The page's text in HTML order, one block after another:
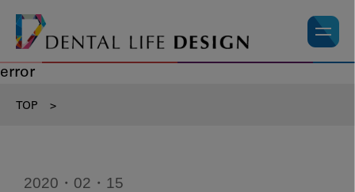
error
TOP >
2020・02・15